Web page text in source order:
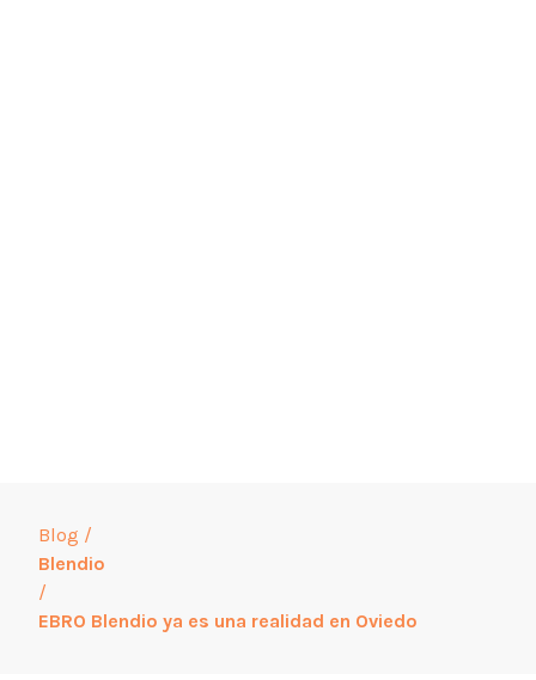
Blog /
Blendio
/
EBRO Blendio ya es una realidad en Oviedo